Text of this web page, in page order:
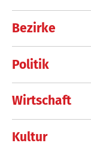
Bezirke
Politik
Wirtschaft
Kultur